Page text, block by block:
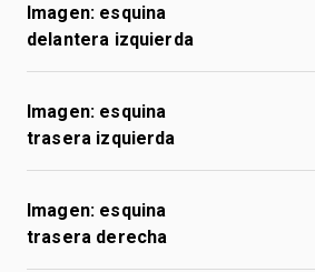
Imagen: esquina
delantera izquierda
Imagen: esquina
trasera izquierda
Imagen: esquina
trasera derecha